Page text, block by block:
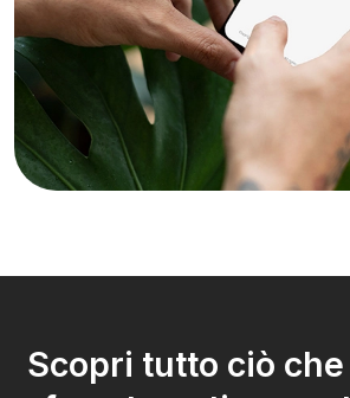
Scopri tutto ciò che